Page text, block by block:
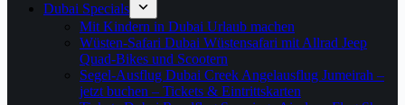
Dubai Specials
Mit Kindern in Dubai Urlaub machen
Wüsten-Safari Dubai Wüstensafari mit Allrad Jeep
Quad-Bikes und Scootern
Segel-Ausflug Dubai Creek Angelausflug Jumeirah –
jetzt buchen – Tickets & Eintrittskarten